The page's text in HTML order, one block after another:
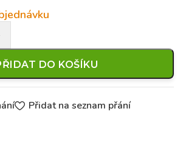
DO KOŠÍKU
Přidat na seznam přání